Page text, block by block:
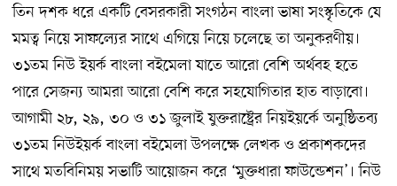
তিন দশক ধরে একটি বেসরকারী সংগঠন বাংলা ভাষা সংস্কৃতিকে যে
মমত্ব নিয়ে সাফল্যের সাথে এগিয়ে নিয়ে চলেছে তা অনুকরণীয়।
৩১তম নিউ ইয়র্ক বাংলা বইমেলা যাতে আরো বেশি অর্থবহ হতে
পারে সেজন্য আমরা আরো বেশি করে সহযোগিতার হাত বাড়াবো।
আগামী ২৮, ২৯, ৩০ ও ৩১ জুলাই যুক্তরাষ্ট্রের নিয়ইয়র্কে অনুষ্ঠিতব্য
৩১তম নিউইয়র্ক বাংলা বইমেলা উপলক্ষে লেখক ও প্রকাশকদের
সাথে মতবিনিময় সভাটি আয়োজন করে ‘মুক্তধারা ফাউন্ডেশন’। নিউ